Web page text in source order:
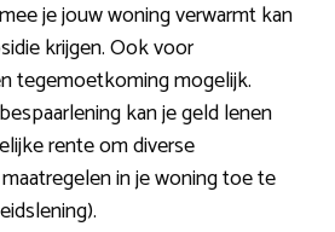
je jouw woning verwarmt kan
krijgen. Ook voor
tegemoetkoming mogelijk.
kan je geld lenen
rente om diverse
in je woning toe te